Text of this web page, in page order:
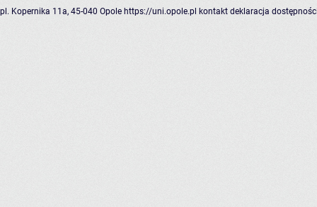
pl. Kopernika 11a, 45-040 Opole https://uni.opole.pl kontakt deklaracja